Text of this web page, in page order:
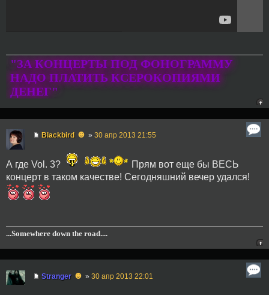
"ЗА КОНЦЕРТЫ ПОД ФОНОГРАММУ
НАДО ПЛАТИТЬ КСЕРОКОПИЯМИ
ДЕНЕГ"
Blackbird ☻ » 30 апр 2013 21:55
А где Vol. 3?
Прям вот еще бы ВЕСЬ
концерт в таком качестве! Сегодняшний вечер удался!
...Somewhere down the road....
Stranger ☻ » 30 апр 2013 22:01